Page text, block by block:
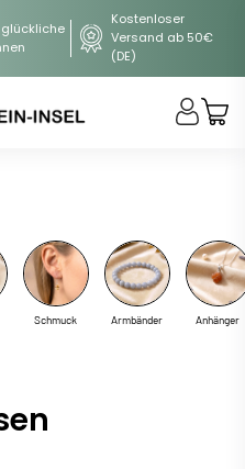
glückliche
Kostenloser
Versand ab 50€
(DE)
Schmuck Armbänder Anhänger